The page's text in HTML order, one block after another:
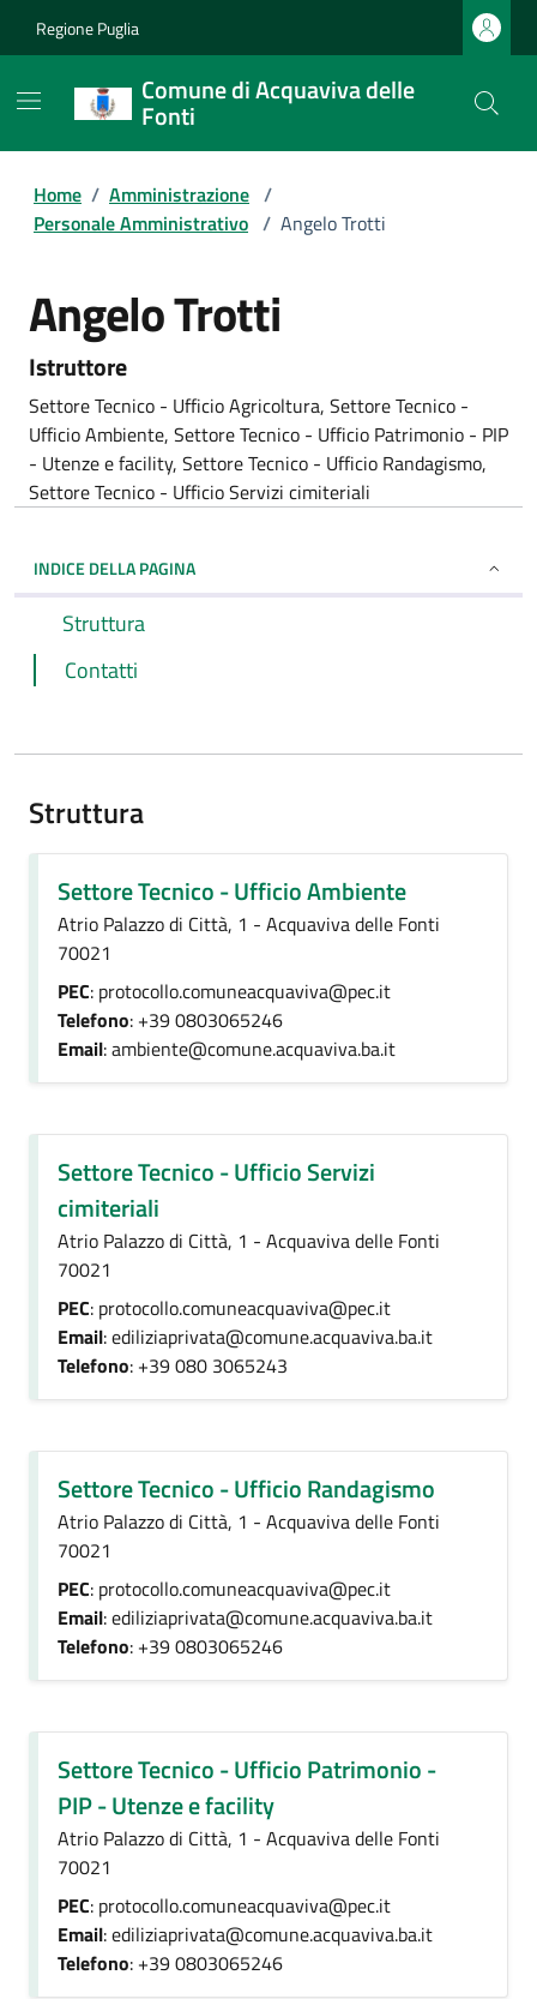
Regione Puglia
Comune di Acquaviva delle
Fonti
Home / Amministrazione /
Personale Amministrativo / Angelo Trotti
Angelo Trotti
Istruttore
Settore Tecnico - Ufficio Agricoltura, Settore Tecnico -
Ufficio Ambiente, Settore Tecnico - Ufficio Patrimonio - PIP
- Utenze e facility, Settore Tecnico - Ufficio Randagismo,
Settore Tecnico - Ufficio Servizi cimiteriali
INDICE DELLA PAGINA
Struttura
Contatti
Struttura
Settore Tecnico - Ufficio Ambiente
Atrio Palazzo di Città, 1 - Acquaviva delle Fonti
70021
PEC: protocollo.comuneacquaviva@pec.it
Telefono: +39 0803065246
Email: ambiente@comune.acquaviva.ba.it
Settore Tecnico - Ufficio Servizi
cimiteriali
Atrio Palazzo di Città, 1 - Acquaviva delle Fonti
70021
PEC: protocollo.comuneacquaviva@pec.it
Email: ediliziaprivata@comune.acquaviva.ba.it
Telefono: +39 080 3065243
Settore Tecnico - Ufficio Randagismo
Atrio Palazzo di Città, 1 - Acquaviva delle Fonti
70021
PEC: protocollo.comuneacquaviva@pec.it
Email: ediliziaprivata@comune.acquaviva.ba.it
Telefono: +39 0803065246
Settore Tecnico - Ufficio Patrimonio -
PIP - Utenze e facility
Atrio Palazzo di Città, 1 - Acquaviva delle Fonti
70021
PEC: protocollo.comuneacquaviva@pec.it
Email: ediliziaprivata@comune.acquaviva.ba.it
Telefono: +39 0803065246